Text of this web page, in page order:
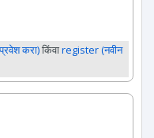
करा)किंवाregister (नवीन